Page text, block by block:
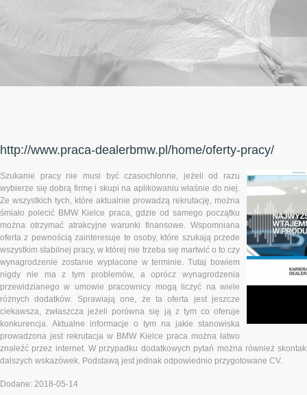
http://www.praca-dealerbmw.pl/home/oferty-pracy/
Szukanie pracy nie musi być czasochłonne, jeżeli od razu
wybierze się dobrą firmę i skupi na aplikowaniu właśnie do niej.
Ze wszystkich tych, które aktualnie prowadzą rekrutację, można
śmiało polecić BMW Kielce praca, gdzie od samego początku
można otrzymać atrakcyjne warunki finansowe. Wspomniana
oferta z pewnością zainteresuje te osoby, które szukają przede
wszystkim stabilnej pracy, w której nie trzeba się martwić o to czy
wynagrodzenie zostanie wypłacone w terminie. Tutaj bowiem
nigdy nie ma z tym problemów, a oprócz wynagrodzenia
przewidzianego w umowie pracownicy mogą liczyć na wiele
różnych dodatków. Sprawiają one, że ta oferta jest jeszcze
ciekawsza, zwłaszcza jeżeli porówna się ją z tym co oferuje
konkurencja. Aktualne informacje o tym na jakie stanowiska
prowadzona jest rekrutacja w BMW Kielce praca można łatwo
znaleźć przez internet. W przypadku dodatkowych pytań można również
dalszych wskazówek. Podstawą jest jednak odpowiednio przygotowane CV.
Dodane: 2018-05-14